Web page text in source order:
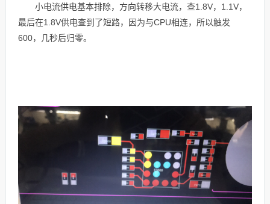
小电流供电基本排除，方向转移大电流，查1.8V，1.1V，
最后在1.8V供电查到了短路，因为与CPU相连，所以触发
600，几秒后归零。